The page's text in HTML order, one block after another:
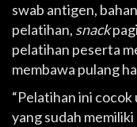
swab antigen,
pelatihan, snack
pelatihan peserta
membawa pulang
“Pelatihan ini
yang sudah